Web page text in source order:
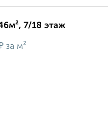
7/18 этаж
за м²